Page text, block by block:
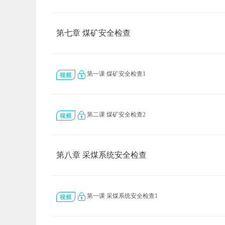
第七章 煤矿安全检查
第一课 煤矿安全检查1
第二课 煤矿安全检查2
第八章 采煤系统安全检查
第一课 采煤系统安全检查1